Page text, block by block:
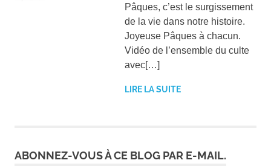
Pâques, c’est le surgissement
de la vie dans notre histoire.
Joyeuse Pâques à chacun.
Vidéo de l’ensemble du culte
avec[…]
LIRE LA SUITE
ABONNEZ-VOUS À CE BLOG PAR E-MAIL.